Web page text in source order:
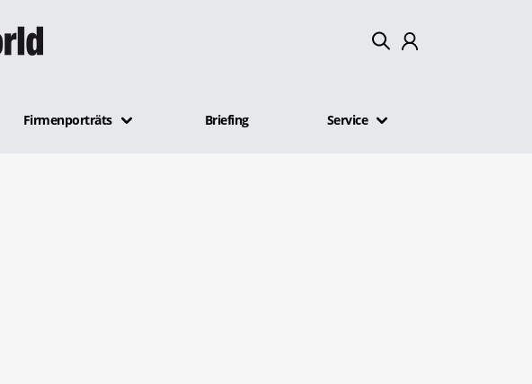
Firmenporträts Briefing Service